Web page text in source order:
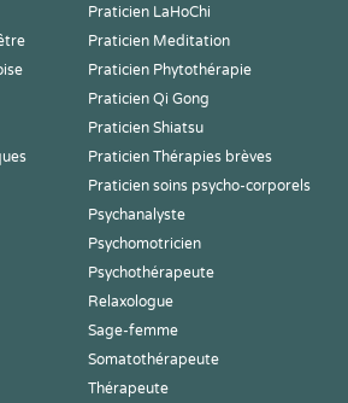
Praticien LaHoChi
Praticien Meditation
Praticien Phytothérapie
Praticien Qi Gong
Praticien Shiatsu
Praticien Thérapies brèves
Praticien soins psycho-corporels
Psychanalyste
Psychomotricien
Psychothérapeute
Relaxologue
Sage-femme
Somatothérapeute
Thérapeute